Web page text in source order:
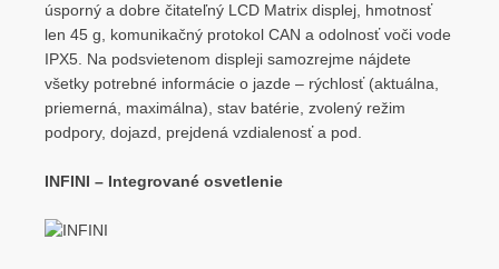
úsporný a dobre čitateľný LCD Matrix displej, hmotnosť
len 45 g, komunikačný protokol CAN a odolnosť voči vode
IPX5. Na podsvietenom displeji samozrejme nájdete
všetky potrebné informácie o jazde – rýchlosť (aktuálna,
priemerná, maximálna), stav batérie, zvolený režim
podpory, dojazd, prejdená vzdialenosť a pod.
INFINI – Integrované osvetlenie